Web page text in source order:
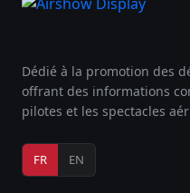
Dédié à la promotion des
offrant des informations
pilotes et les spectacles
FR EN